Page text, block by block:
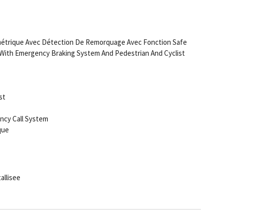
Avec Détection De Remorquage Avec Fonction Safe
Emergency Braking System And Pedestrian And Cyclist
Call System